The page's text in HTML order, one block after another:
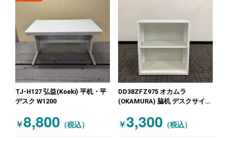
TJ-H127 弘益(Koeki) 平机・平
デスク W1200
￥8,800 （税込）
DD38ZFZ975 オカムラ
(OKAMURA) 脇机 デスクサイド
￥3,300 （税込）